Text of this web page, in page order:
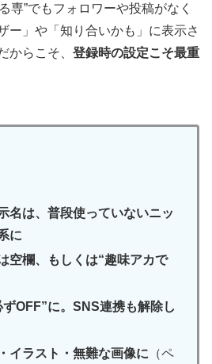
専”でもフォロワーや投稿がなく
ー」や「知り合いかも」に表示さ
からこそ、 登録時の設定こそ最重
名は、普段使っていないニッ
に
空欄、もしくは“趣味アカで
OFF”に。SNS連携も解除し
イラスト・無難な画像に （ペ